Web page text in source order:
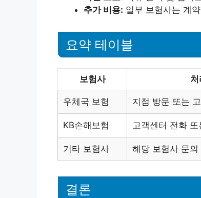
추가 비용: 일부 보험사는 계
요약 테이블
보험사 처
우체국 보험 지점 방문 또는
KB손해보험 고객센터 전화
기타 보험사 해당 보험사 문의
결론